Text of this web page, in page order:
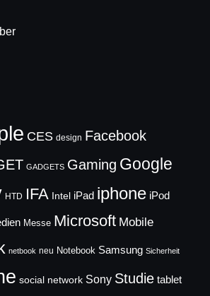
CES design Facebook
GADGETS Gaming Google
HTD IFA Intel iPad iphone iPod
Messe Microsoft Mobile
netbook neu Notebook Samsung Sicherheit
social network Sony Studie tablet